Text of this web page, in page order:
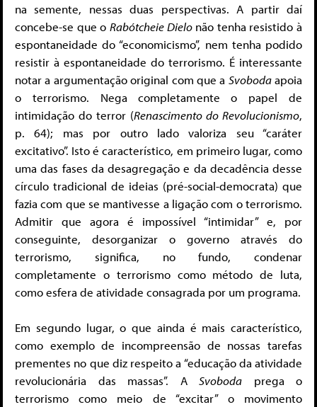
na semente, nessas duas perspectivas. A partir daí
concebe-se que o Rabótcheie Dielonão tenha resistido à
espontaneidade do “economicismo”, nem tenha podido
resistir à espontaneidade do terrorismo. É interessante
notar a argumentação original com que a Svobodaapoia
o terrorismo. Nega completamente o papel de
intimidação do terror (Renascimento do Revolucionismo,
p. 64); mas por outro lado valoriza seu “caráter
excitativo”. Isto é característico, em primeiro lugar, como
uma das fases da desagregação e da decadência desse
círculo tradicional de ideias (pré-social-democrata) que
fazia com que se mantivesse a ligação com o terrorismo.
Admitir que agora é impossível “intimidar” e, por
conseguinte, desorganizar o governo através do
terrorismo, significa, no fundo, condenar
completamente o terrorismo como método de luta,
como esfera de atividade consagrada por um programa.
Em segundo lugar, o que ainda é mais característico,
como exemplo de incompreensão de nossas tarefas
prementes no que diz respeito a “educação da atividade
revolucionária das massas”. A Svoboda prega o
terrorismo como meio de “excitar” o movimento